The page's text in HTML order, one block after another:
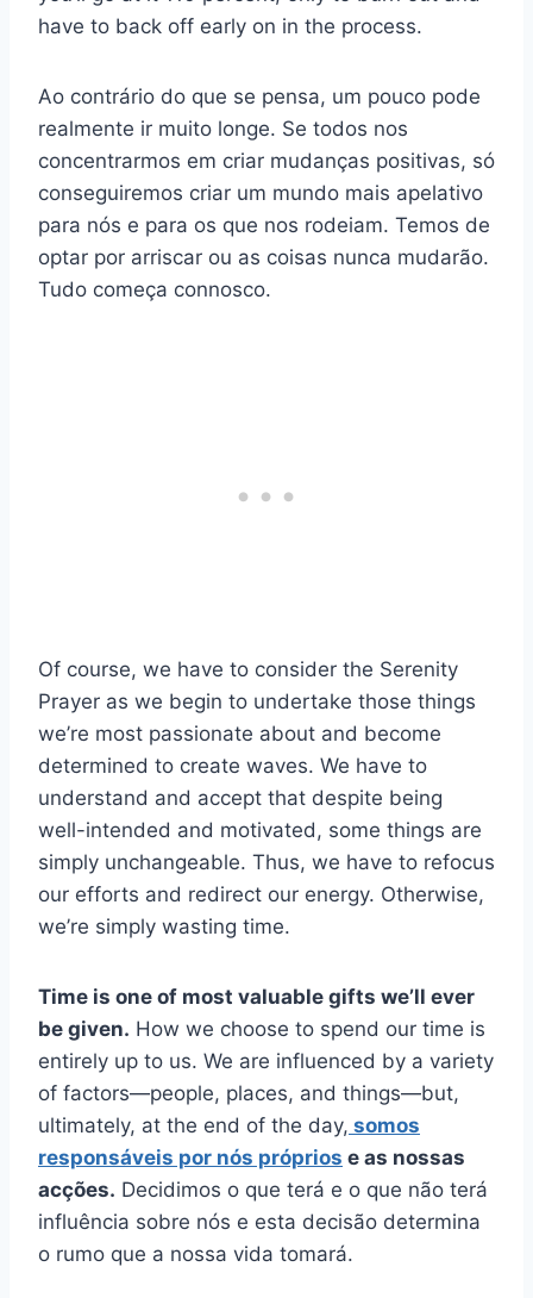
have to back off early on in the process.
Ao contrário do que se pensa, um pouco pode
realmente ir muito longe. Se todos nos
concentrarmos em criar mudanças positivas, só
conseguiremos criar um mundo mais apelativo
para nós e para os que nos rodeiam. Temos de
optar por arriscar ou as coisas nunca mudarão.
Tudo começa connosco.
Of course, we have to consider the Serenity
Prayer as we begin to undertake those things
we’re most passionate about and become
determined to create waves. We have to
understand and accept that despite being
well-intended and motivated, some things are
simply unchangeable. Thus, we have to refocus
our efforts and redirect our energy. Otherwise,
we’re simply wasting time.
Time is one of most valuable gifts we’ll ever
be given. How we choose to spend our time is
entirely up to us. We are influenced by a variety
of factors—people, places, and things—but,
ultimately, at the end of the day, somos
responsáveis por nós próprios e as nossas
acções. Decidimos o que terá e o que não terá
influência sobre nós e esta decisão determina
o rumo que a nossa vida tomará.